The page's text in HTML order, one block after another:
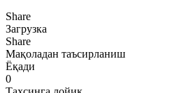
Share
Загрузка
Share
Мақоладан таъсирланиш
Ёқади
0